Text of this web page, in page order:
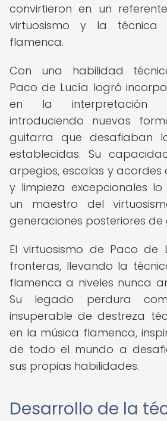
convirtieron en un
virtuosismo y la
flamenca.
Con una habilidad
Paco de Lucía logró
en la interpretación
introduciendo nuevas
guitarra que desafiaban
establecidas. Su
arpegios, escalas y
y limpieza excepcionales
un maestro del
generaciones posteriores de
El virtuosismo de Paco de
fronteras, llevando la
flamenca a niveles nunca
Su legado perdura
insuperable de destreza
en la música flamenca,
de todo el mundo a
sus propias habilidades.
Desarrollo de la